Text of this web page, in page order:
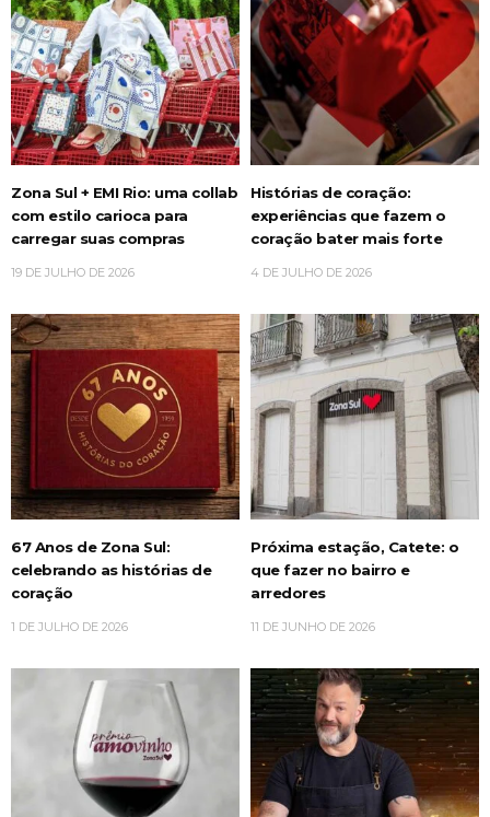
Zona Sul + EMI Rio: uma collab
com estilo carioca para
carregar suas compras
19 DE JULHO DE 2026
Histórias de coração:
experiências que fazem o
coração bater mais forte
4 DE JULHO DE 2026
67 Anos de Zona Sul:
celebrando as histórias de
coração
1 DE JULHO DE 2026
Próxima estação, Catete: o
que fazer no bairro e
arredores
11 DE JUNHO DE 2026